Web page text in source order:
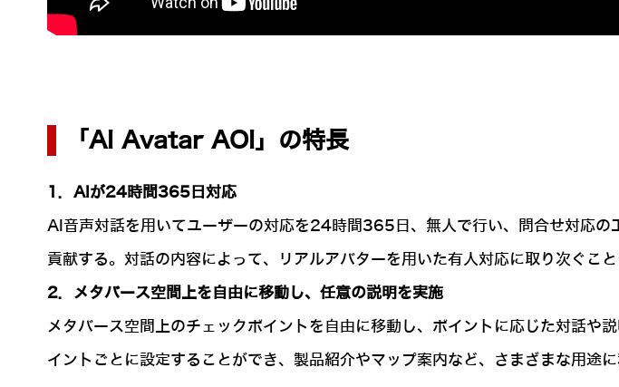
「AI Avatar AOI」の特長
1．AIが24時間365日対応
AI音声対話を用いてユーザーの対応を24時間365日、無人で行い、問合せ対応
貢献する。対話の内容によって、リアルアバターを用いた有人対応に取り次ぐこと
2．メタバース空間上を自由に移動し、任意の説明を実施
メタバース空間上のチェックポイントを自由に移動し、ポイントに応じた対話
イントごとに設定することができ、製品紹介やマップ案内など、さまざまな用途に